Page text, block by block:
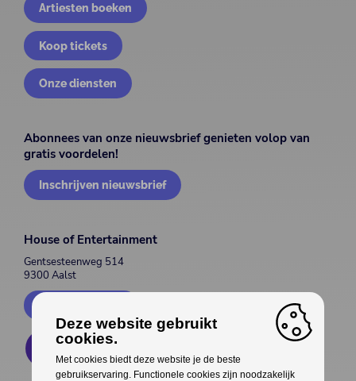
Artiesten boeken
Koop tickets
Onze diensten
Abonnees van onze nieuwsbrief genieten volop van
gratis voordelen!
Inschrijven nieuwsbrief
House of Entertainment
Gentsesteenweg 514
9300 Aalst
Deze website gebruikt
cookies.
Met cookies biedt deze website je de beste
gebruikservaring. Functionele cookies zijn noodzakelijk